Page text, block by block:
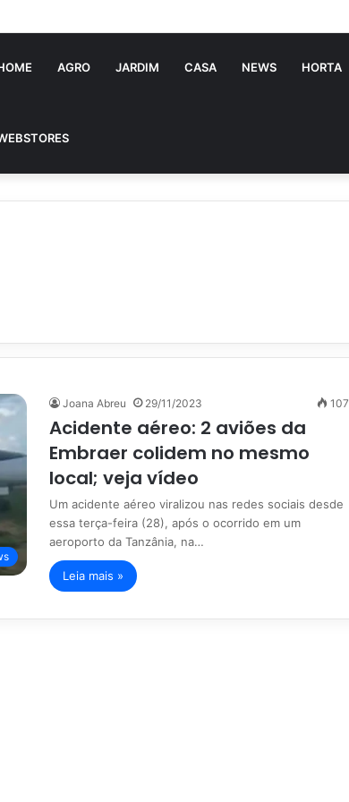
AGRO JARDIM CASA NEWS HORTA
Joana Abreu 29/11/2023 107
Acidente aéreo: 2 aviões da
Embraer colidem no mesmo
local; veja vídeo
Um acidente aéreo viralizou nas redes sociais desde
essa terça-feira (28), após o ocorrido em um
aeroporto da Tanzânia, na…
Leia mais »